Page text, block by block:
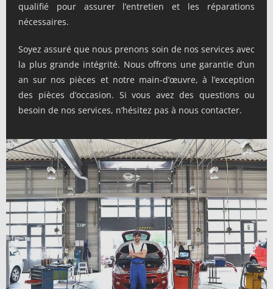
qualifié pour assurer l’entretien et les réparations
nécessaires.
Soyez assuré que nous prenons soin de nos services avec
la plus grande intégrité. Nous offrons une garantie d’un
an sur nos pièces et notre main-d’œuvre, à l’exception
des pièces d’occasion. Si vous avez des questions ou
besoin de nos services, n’hésitez pas à nous contacter.